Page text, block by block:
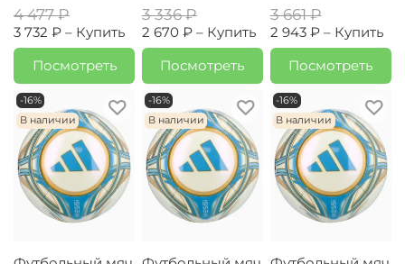
4 477 ₽
3 732 ₽ – Купить
Посмотреть
3 336 ₽
2 670 ₽ – Купить
Посмотреть
3 661 ₽
2 943 ₽ – Купить
Посмотреть
-16%
В наличии
-16%
В наличии
-16%
В наличии